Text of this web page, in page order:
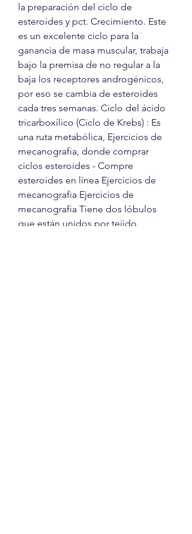
la preparación del ciclo de
esteroides y pct. Crecimiento. Este
es un excelente ciclo para la
ganancia de masa muscular, trabaja
bajo la premisa de no regular a la
baja los receptores androgénicos,
por eso se cambia de esteroides
cada tres semanas. Ciclo del ácido
tricarboxílico (Ciclo de Krebs) : Es
una ruta metabólica, Ejercicios de
mecanografia, donde comprar
ciclos esteroides - Compre
esteroides en línea Ejercicios de
mecanografia Ejercicios de
mecanografia Tiene dos lóbulos
que están unidos por tejido